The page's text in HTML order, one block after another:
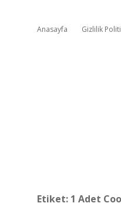
Anasayfa Gizlilik
Etiket: 1 Adet